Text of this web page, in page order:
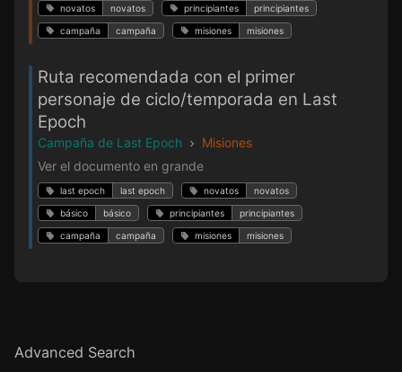
Advanced Search
novatos novatos principiantes principiantes
campaña campaña misiones misiones
Ruta recomendada con el primer
personaje de ciclo/temporada en Last
Epoch
Campaña de Last Epoch
Misiones
Ver el documento en grande
last epoch last epoch novatos novatos
básico básico principiantes principiantes
campaña campaña misiones misiones